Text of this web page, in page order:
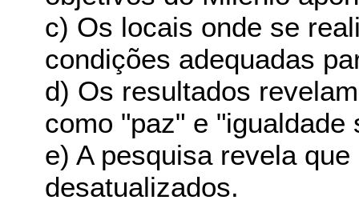
c) Os locais onde se
condições adequadas
d) Os resultados
como "paz" e "igualdade
e) A pesquisa revela
desatualizados.